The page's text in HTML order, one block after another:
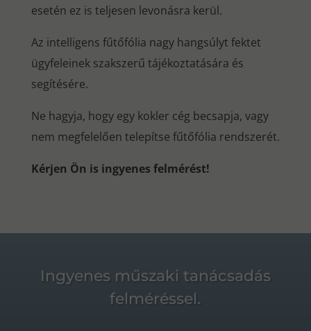
esetén ez is teljesen levonásra kerül.
Az intelligens fűtőfólia nagy hangsúlyt fektet
ügyfeleinek szakszerű tájékoztatására és
segítésére.
Ne hagyja, hogy egy kokler cég becsapja, vagy
nem megfelelően telepítse fűtőfólia rendszerét.
Kérjen Ön is ingyenes felmérést!
Ingyenes műszaki tanácsadás
felméréssel.